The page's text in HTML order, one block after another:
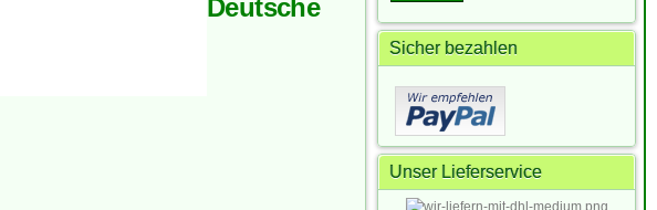
Sicher bezahlen
Unser Lieferservice
Deutsche